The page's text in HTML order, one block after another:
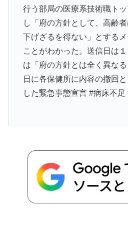
行う部局の医療系技術職ト
し「府の方針として、高齢
下げざるを得ない」とする
ことがわかった。送信日は
は「府の方針とは全く異な
日に各保健所に内容の撤回
した緊急事態宣言 #病床不足